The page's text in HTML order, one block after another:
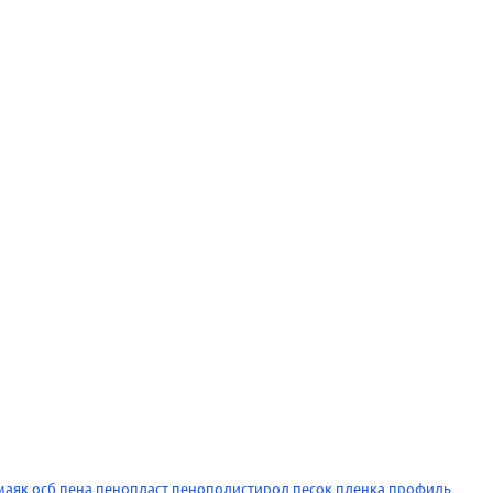
осб пена пенопласт пенополистирол песок пленка профиль